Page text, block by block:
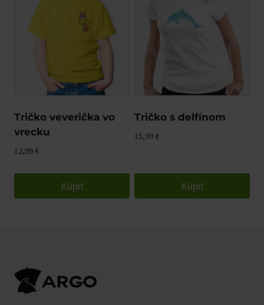
Tričko veverička vo
vrecku
12,99€
Kúpiť
Tričko s delfínom
15,99€
Kúpiť